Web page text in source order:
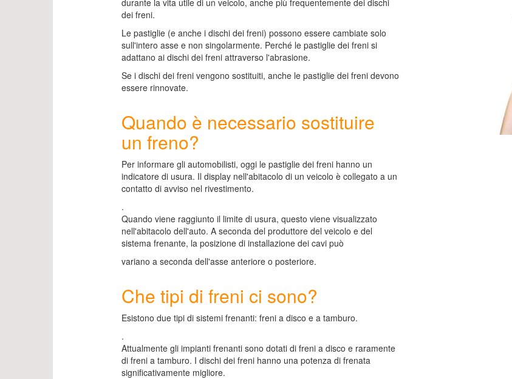
durante la vita utile di un veicolo, anche più frequentemente dei dischi
dei freni.
Le pastiglie (e anche i dischi dei freni) possono essere cambiate solo
sull'intero asse e non singolarmente. Perché le pastiglie dei freni si
adattano ai dischi dei freni attraverso l'abrasione.
Se i dischi dei freni vengono sostituiti, anche le pastiglie dei freni devono
essere rinnovate.
Quando è necessario sostituire
un freno?
Per informare gli automobilisti, oggi le pastiglie dei freni hanno un
indicatore di usura. Il display nell'abitacolo di un veicolo è collegato a un
contatto di avviso nel rivestimento.
.
Quando viene raggiunto il limite di usura, questo viene visualizzato
nell'abitacolo dell'auto. A seconda del produttore del veicolo e del
sistema frenante, la posizione di installazione dei cavi può
variano a seconda dell'asse anteriore o posteriore.
Che tipi di freni ci sono?
Esistono due tipi di sistemi frenanti: freni a disco e a tamburo.
.
Attualmente gli impianti frenanti sono dotati di freni a disco e raramente
di freni a tamburo. I dischi dei freni hanno una potenza di frenata
significativamente migliore.